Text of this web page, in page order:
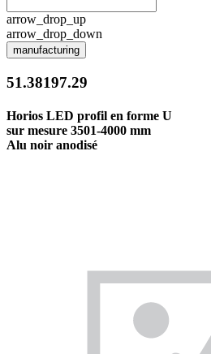
arrow_drop_up
arrow_drop_down
manufacturing
51.38197.29
Horios LED profil en forme U
sur mesure 3501-4000 mm
Alu noir anodisé